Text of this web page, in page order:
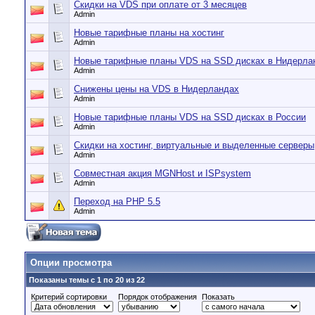
Скидки на VDS при оплате от 3 месяцев
Admin
Новые тарифные планы на хостинг
Admin
Новые тарифные планы VDS на SSD дисках в
Admin
Снижены цены на VDS в Нидерландах
Admin
Новые тарифные планы VDS на SSD дисках в России
Admin
Скидки на хостинг, виртуальные и выделенные серверы
Admin
Совместная акция MGNHost и ISPsystem
Admin
Переход на PHP 5.5
Admin
Опции просмотра
Показаны темы с 1 по 20 из 22
Критерий сортировки
Порядок отображения Показать